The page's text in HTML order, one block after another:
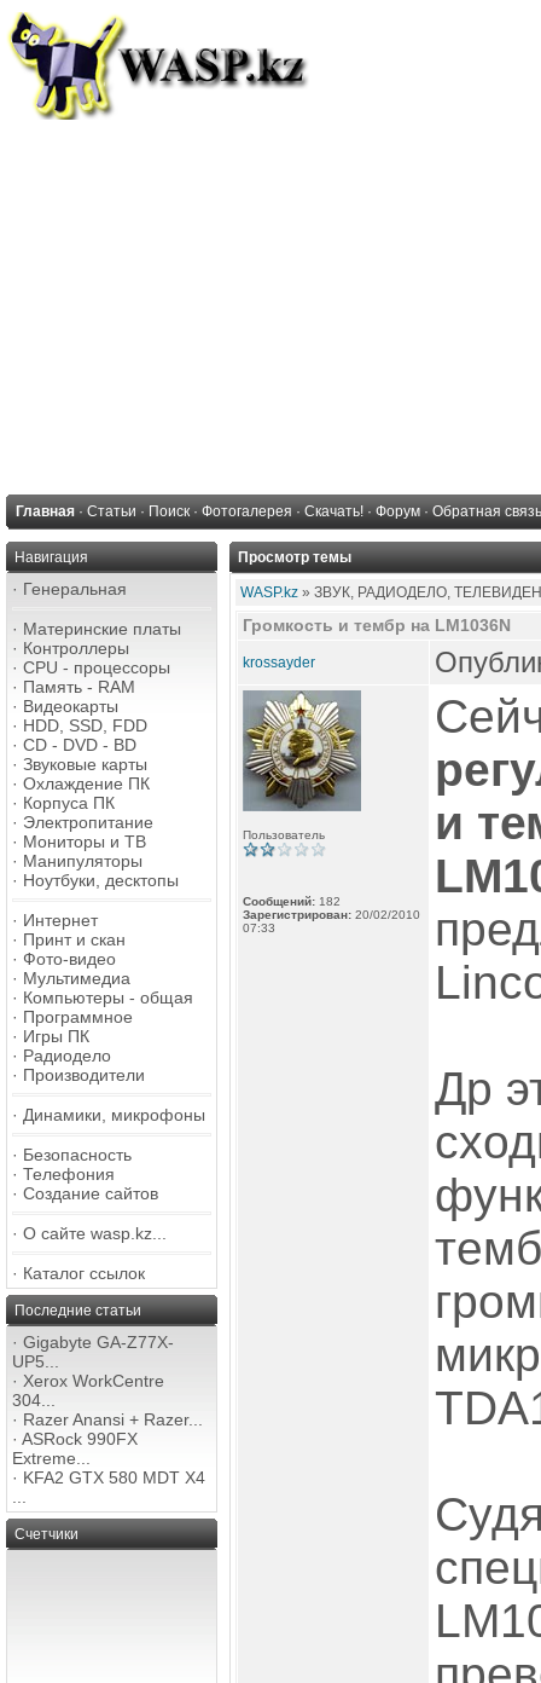
Главная · Статьи · Поиск · Фотогалерея · Скачать! · Форум · Обратная связь
Навигация
· Генеральная
· Материнские платы
· Контроллеры
· CPU - процессоры
· Память - RAM
· Видеокарты
· HDD, SSD, FDD
· CD - DVD - BD
· Звуковые карты
· Охлаждение ПК
· Корпуса ПК
· Электропитание
· Мониторы и ТВ
· Манипуляторы
· Ноутбуки, десктопы
· Интернет
· Принт и скан
· Фото-видео
· Мультимедиа
· Компьютеры - общая
· Программное
· Игры ПК
· Радиодело
· Производители
· Динамики, микрофоны
· Безопасность
· Телефония
· Создание сайтов
· О сайте wasp.kz...
· Каталог ссылок
Последние статьи
· Gigabyte GA-Z77X-
UP5...
· Xerox WorkCentre
304...
· Razer Anansi + Razer...
· ASRock 990FX
Extreme...
· KFA2 GTX 580 MDT X4
Счетчики
Просмотр темы
WASP.kz » ЗВУК, РАДИОДЕЛО,
Громкость и тембр на LM1036N
krossayder
Пользователь
Сообщений: 182
Зарегистрирован: 20/02/2010
07:33
и
Др